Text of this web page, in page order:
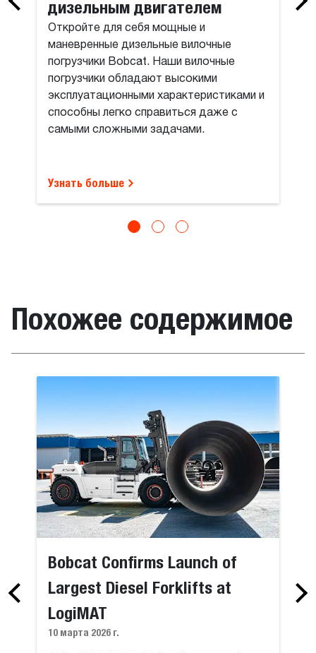
дизельным двигателем
Откройте для себя мощные и
маневренные дизельные вилочные
погрузчики Bobcat. Наши вилочные
погрузчики обладают высокими
эксплуатационными характеристиками и
способны легко справиться даже с
самыми сложными задачами.
Узнать больше
Похожее содержимое
Bobcat Confirms Launch of
Largest Diesel Forklifts at
LogiMAT
10 марта 2026 г.